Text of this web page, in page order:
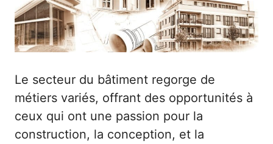
Le secteur du bâtiment regorge de
métiers variés, offrant des opportunités à
ceux qui ont une passion pour la
construction, la conception, et la